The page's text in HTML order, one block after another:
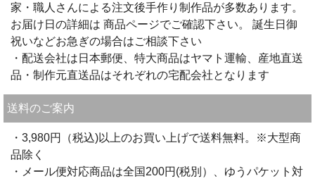
家・職人さんによる注文後手作り制作品が多数あります。
お届け日の詳細は 商品ページでご確認下さい。 誕生日御
祝いなどお急ぎの場合はご相談下さい
・配送会社は日本郵便、特大商品はヤマト運輸、産地直送
品・制作元直送品はそれぞれの宅配会社となります
送料のご案内
・3,980円（税込)以上のお買い上げで送料無料。※大型商
品除く
・メール便対応商品は全国200円(税別）、ゆうパケット対